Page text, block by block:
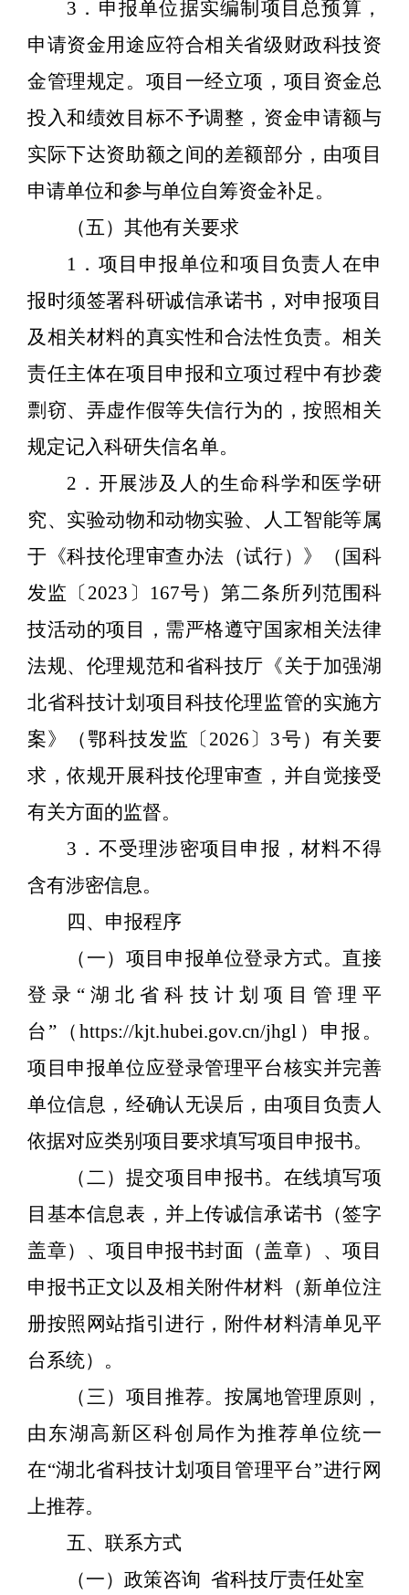
3 ．申报单位据实编制项目总预算，
申请资金用途应符合相关省级财政科技资
金管理规定。项目一经立项，项目资金总
投入和绩效目标不予调整，资金申请额与
实际下达资助额之间的差额部分，由项目
申请单位和参与单位自筹资金补足。
（五）其他有关要求
1 ．项目申报单位和项目负责人在申
报时须签署科研诚信承诺书，对申报项目
及相关材料的真实性和合法性负责。相关
责任主体在项目申报和立项过程中有抄袭
剽窃、弄虚作假等失信行为的，按照相关
规定记入科研失信名单。
2 ．开展涉及人的生命科学和医学研
究、实验动物和动物实验、人工智能等属
于《科技伦理审查办法（试行）》（国科
发监〔 2023 〕 167号）第二条所列范围科
技活动的项目，需严格遵守国家相关法律
法规、伦理规范和省科技厅《关于加强湖
北省科技计划项目科技伦理监管的实施方
案》（鄂科技发监〔 2026 〕 3号）有关要
求，依规开展科技伦理审查，并自觉接受
有关方面的监督。
3 ．不受理涉密项目申报，材料不得
含有涉密信息。
四、申报程序
（一）项目申报单位登录方式。 直接
登录 “湖北省科技计划项目管理平
台”（https://kjt.hubei.gov.cn/jhgl ）申报。
项目申报单位应登录管理平台核实并完善
单位信息，经确认无误后，由项目负责人
依据对应类别项目要求填写项目申报书。
（二）提交项目申报书。 在线填写项
目基本信息表，并上传诚信承诺书（签字
盖章）、项目申报书封面（盖章）、项目
申报书正文以及相关附件材料（新单位注
册按照网站指引进行，附件材料清单见平
台系统）。
（三）项目推荐。 按属地管理原则，
由东湖高新区科创局作为推荐单位统一
在“湖北省科技计划项目管理平台”进行网
上推荐。
五、联系方式
（一）政策咨询 省科技厅责任处室